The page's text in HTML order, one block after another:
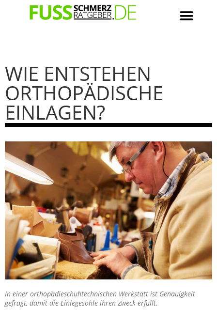
WIE ENTSTEHEN
ORTHOPÄDISCHE
EINLAGEN?
In einer orthopädieschuhtechnischen Werkstatt ist Genauigkeit
gefragt, damit die Einlegesohle ihren Zweck erfüllt.